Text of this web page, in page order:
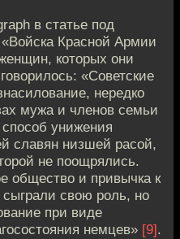
в статье под
Красной Армии
которых они
«Советские
нередко
мужа и членов семьи
унижения
славян низшей расой,
не поощрялись.
общество и привычка к
свою роль, но
при виде
немцев» [9].